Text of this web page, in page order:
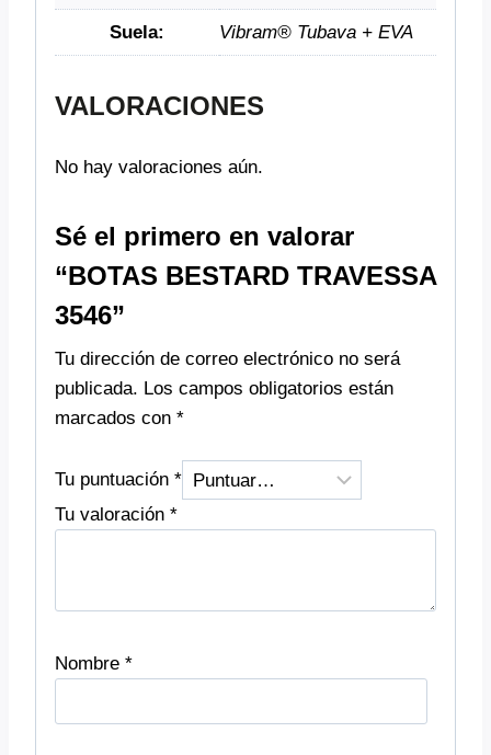
Suela: Vibram® Tubava + EVA
VALORACIONES
No hay valoraciones aún.
Sé el primero en valorar
“BOTAS BESTARD TRAVESSA
3546”
Tu dirección de correo electrónico no será
publicada. Los campos obligatorios están
marcados con *
Tu puntuación *
Tu valoración *
Nombre *